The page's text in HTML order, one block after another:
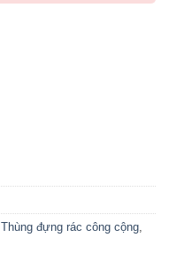
Thùng đựng rác công cộng,